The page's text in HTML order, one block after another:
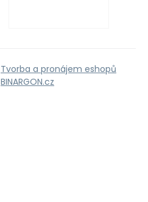
Tvorba a pronájem eshopů
BINARGON.cz